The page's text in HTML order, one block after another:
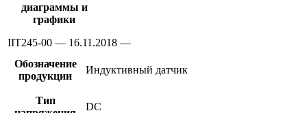
диаграммы и
графики
IIT245-00 — 16.11.2018 —
Обозначение
продукции
Индуктивный датчик
Тип
DC